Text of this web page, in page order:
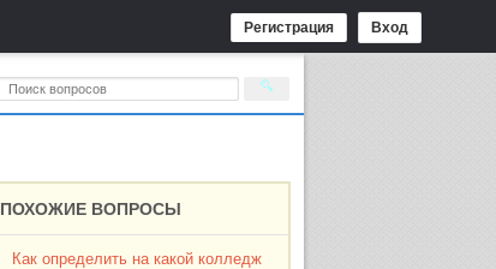
Регистрация Вход
ПОХОЖИЕ ВОПРОСЫ
Как определить на какой колледж